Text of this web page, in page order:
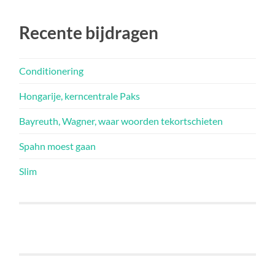
Recente bijdragen
Conditionering
Hongarije, kerncentrale Paks
Bayreuth, Wagner, waar woorden tekortschieten
Spahn moest gaan
Slim